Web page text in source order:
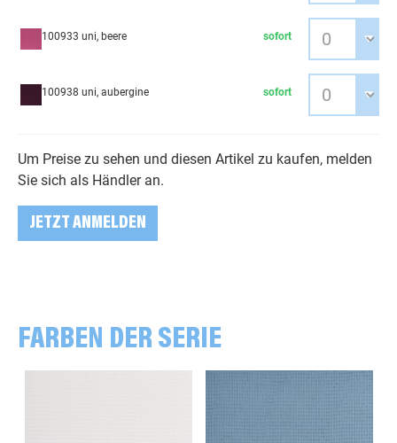
100933 uni, beere sofort
100938 uni, aubergine sofort
Um Preise zu sehen und diesen Artikel zu kaufen, melden
Sie sich als Händler an.
JETZT ANMELDEN
FARBEN DER SERIE